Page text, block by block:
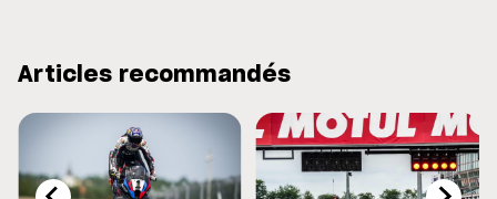
Articles recommandés